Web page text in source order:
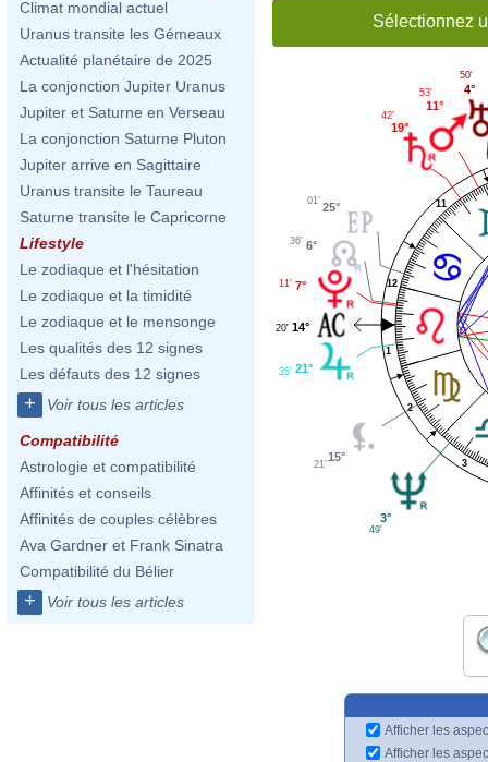
Climat mondial actuel
Uranus transite les Gémeaux
Actualité planétaire de 2025
La conjonction Jupiter Uranus
Jupiter et Saturne en Verseau
La conjonction Saturne Pluton
Jupiter arrive en Sagittaire
Uranus transite le Taureau
Saturne transite le Capricorne
Lifestyle
Le zodiaque et l'hésitation
Le zodiaque et la timidité
Le zodiaque et le mensonge
Les qualités des 12 signes
Les défauts des 12 signes
+ Voir tous les articles
Compatibilité
Astrologie et compatibilité
Affinités et conseils
Affinités de couples célèbres
Ava Gardner et Frank Sinatra
Compatibilité du Bélier
+ Voir tous les articles
Sélectionnez
1
2
3
11
12
4°
50'
11°
53'
19°
42'
25°
01'
6°
36'
7°
11'
14°
20'
21°
35'
15°
21'
3°
49'
Afficher les
Afficher les